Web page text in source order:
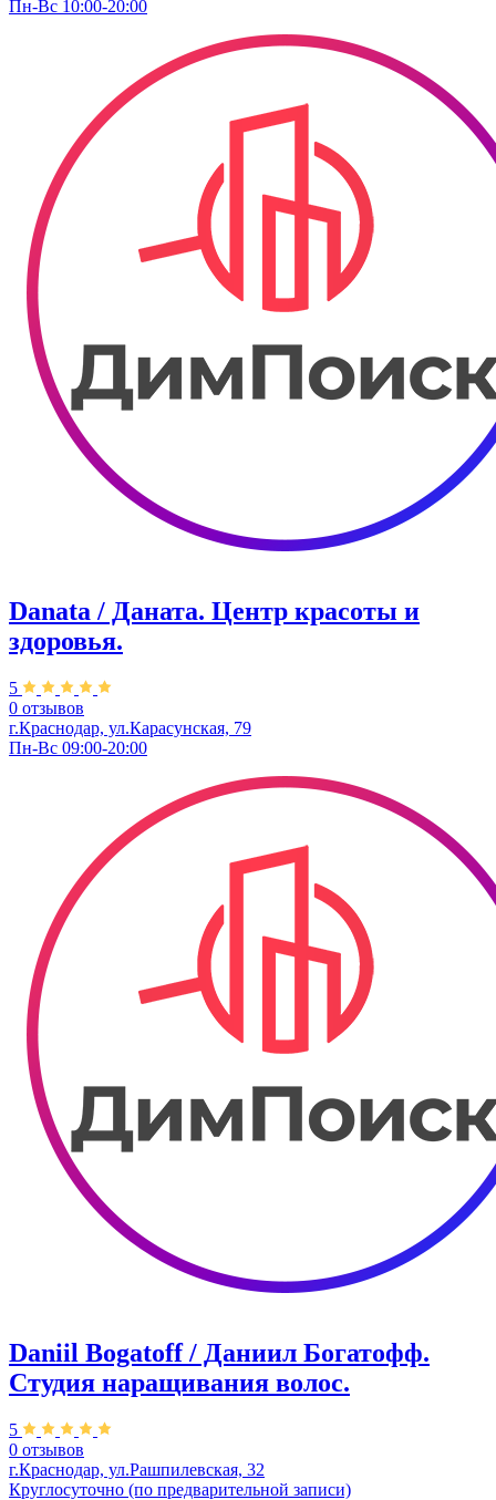
Пн-Вс 10:00-20:00
Danata / Даната. Центр красоты и
здоровья.
5
0 отзывов
г.Краснодар, ул.Карасунская, 79
Пн-Вс 09:00-20:00
Daniil Bogatoff / Даниил Богатофф.
Студия наращивания волос.
5
0 отзывов
г.Краснодар, ул.Рашпилевская, 32
Круглосуточно (по предварительной записи)